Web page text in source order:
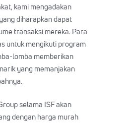
kami mengadakan
diharapkan dapat
transaksi mereka. Para
untuk mengikuti program
lomba memberikan
yang memanjakan
selama ISF akan
dengan harga murah